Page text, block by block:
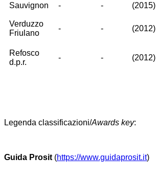
Sauvignon - - (2015)
Verduzzo
Friulano
- - (2012)
Refosco
d.p.r.
- - (2012)
Legenda classificazioni/Awards key:
Guida Prosit (https://www.guidaprosit.it)